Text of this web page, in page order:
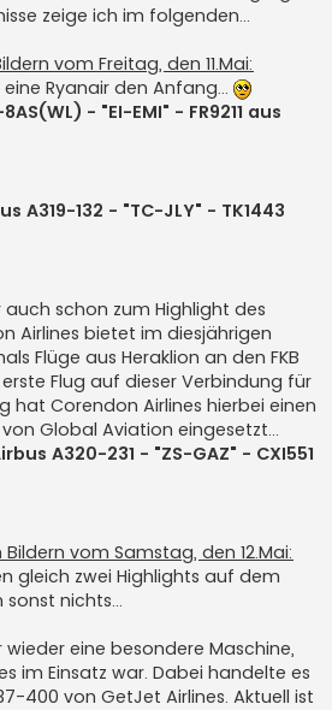
zeige ich im folgenden...
vom Freitag, den 11.Mai:
Ryanair den Anfang...
- "EI-EMI" - FR9211 aus
A319-132 - "TC-JLY" - TK1443
schon zum Highlight des
Airlines bietet im diesjährigen
Flüge aus Heraklion an den FKB
Flug auf dieser Verbindung für
hat Corendon Airlines hierbei einen
Global Aviation eingesetzt...
A320-231 - "ZS-GAZ" - CXI551
vom Samstag, den 12.Mai:
gleich zwei Highlights auf dem
nichts...
eine besondere Maschine,
im Einsatz war. Dabei handelte es
400 von GetJet Airlines. Aktuell ist